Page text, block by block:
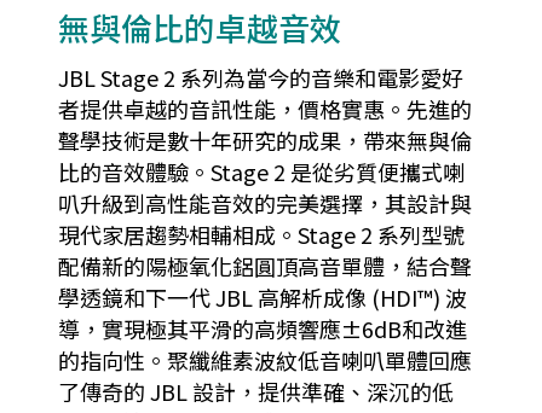
無與倫比的卓越音效
JBL Stage 2 系列為當今的音樂和電影愛好
者提供卓越的音訊性能，價格實惠。先進的
聲學技術是數十年研究的成果，帶來無與倫
比的音效體驗。Stage 2 是從劣質便攜式喇
叭升級到高性能音效的完美選擇，其設計與
現代家居趨勢相輔相成。Stage 2 系列型號
配備新的陽極氧化鋁圓頂高音單體，結合聲
學透鏡和下一代 JBL 高解析成像 (HDI™) 波
導，實現極其平滑的高頻響應±6dB和改進
的指向性。聚纖維素波紋低音喇叭單體回應
了傳奇的 JBL 設計，提供準確、深沉的低